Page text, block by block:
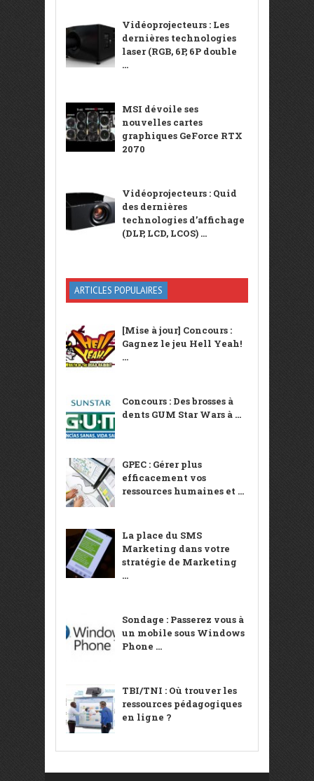
Vidéoprojecteurs : Les
dernières technologies
laser (RGB, 6P, 6P double
...
MSI dévoile ses
nouvelles cartes
graphiques GeForce RTX
2070
Vidéoprojecteurs : Quid
des dernières
technologies d’affichage
(DLP, LCD, LCOS) ...
ARTICLES POPULAIRES
[Mise à jour] Concours :
Gagnez le jeu Hell Yeah!
...
Concours : Des brosses à
dents GUM Star Wars à ...
GPEC : Gérer plus
efficacement vos
ressources humaines et ...
La place du SMS
Marketing dans votre
stratégie de Marketing
...
Sondage : Passerez vous à
un mobile sous Windows
Phone ...
TBI/TNI : Où trouver les
ressources pédagogiques
en ligne ?